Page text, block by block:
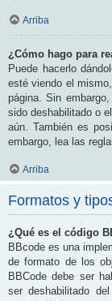
Arriba
¿Cómo hago para
Puede hacerlo
esté viendo el
página. Sin
sido deshabilitado o
aún. También es
embargo, lea las
Arriba
Formatos y
¿Qué es el código
BBcode es una
de formato de los
BBCode debe ser
ser deshabilitado